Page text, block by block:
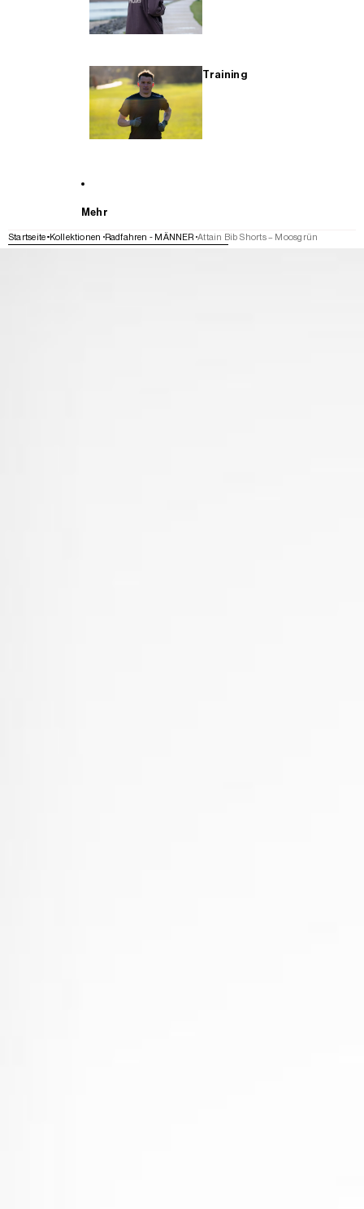
Training
Mehr
Startseite Kollektionen Radfahren - MÄNNER Attain Bib Shorts – Moosgrün
WEITER ZU DEN PRODUKTINFORMATIONEN